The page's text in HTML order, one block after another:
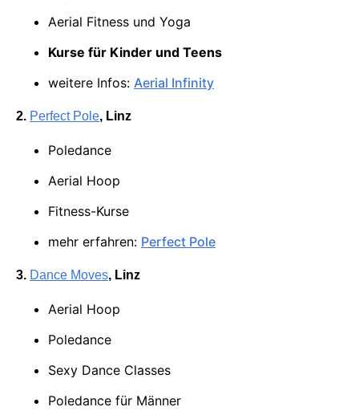
Aerial Fitness und Yoga
Kurse für Kinder und Teens
weitere Infos: Aerial Infinity
2. Perfect Pole, Linz
Poledance
Aerial Hoop
Fitness-Kurse
mehr erfahren: Perfect Pole
3. Dance Moves, Linz
Aerial Hoop
Poledance
Sexy Dance Classes
Poledance für Männer